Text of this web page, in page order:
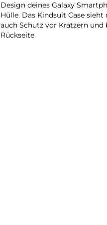
Design deines Galaxy
Hülle. Das Kindsuit Case
auch Schutz vor Kratzern und
Rückseite.